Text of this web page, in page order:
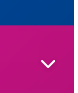
In der
bewährt.
zu den
im